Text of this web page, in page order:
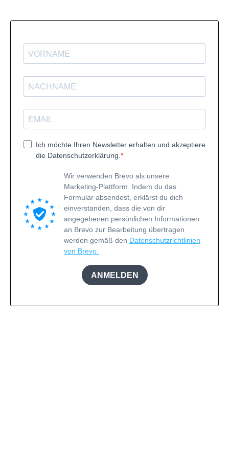
Ich möchte Ihren Newsletter erhalten und akzeptiere
die Datenschutzerklärung.
Wir verwenden Brevo als unsere
Marketing-Plattform. Indem du das
Formular absendest, erklärst du dich
einverstanden, dass die von dir
angegebenen persönlichen Informationen
an Brevo zur Bearbeitung übertragen
werden gemäß den Datenschutzrichtlinien
von Brevo.
ANMELDEN